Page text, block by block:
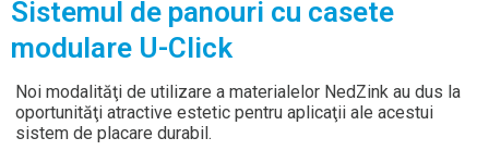
Sistemul de panouri cu casete
modulare U-Click
Noi modalităţi de utilizare a materialelor NedZink au dus la
oportunităţi atractive estetic pentru aplicaţii ale acestui
sistem de placare durabil.